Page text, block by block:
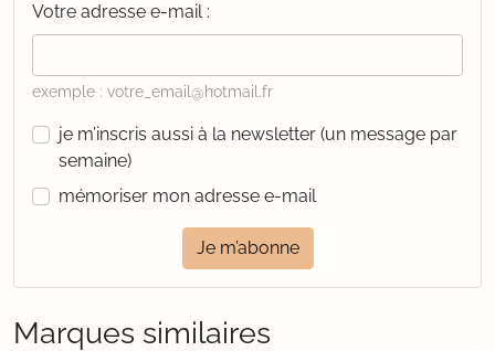
Votre adresse e-mail :
exemple : votre_email@hotmail.fr
je m’inscris aussi à la newsletter (un message par
semaine)
mémoriser mon adresse e-mail
Je m’abonne
Marques similaires